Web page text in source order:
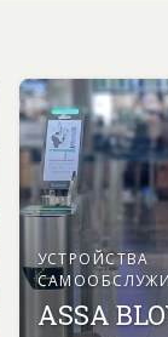
УСТРОЙСТВА
ASSA